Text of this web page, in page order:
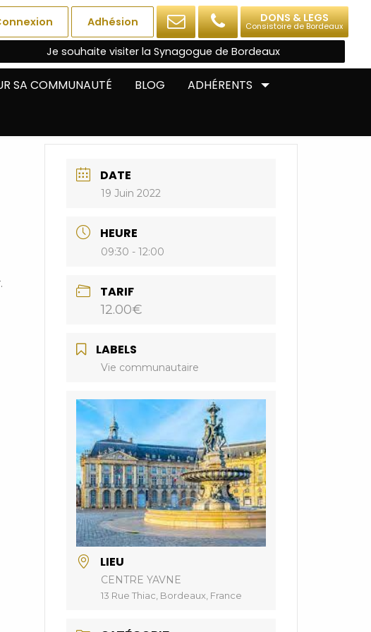
Adhésion DONS & LEGS
Consistoire de Bordeaux
Je souhaite visiter la Synagogue de Bordeaux
SA COMMUNAUTÉ BLOG ADHÉRENTS
DATE
19 Juin 2022
HEURE
09:30 - 12:00
TARIF
12.00€
LABELS
Vie communautaire
LIEU
CENTRE YAVNE
13 Rue Thiac, Bordeaux, France